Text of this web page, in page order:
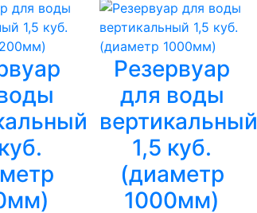
Резервуар
для воды
вертикальный
1,5 куб.
(диаметр
1000мм)